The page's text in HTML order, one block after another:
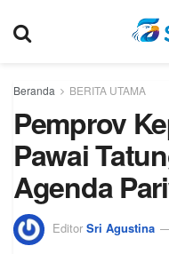
Beranda BERITA UTAMA
Pemprov
Pawai
Agenda
Editor Sri Agustina